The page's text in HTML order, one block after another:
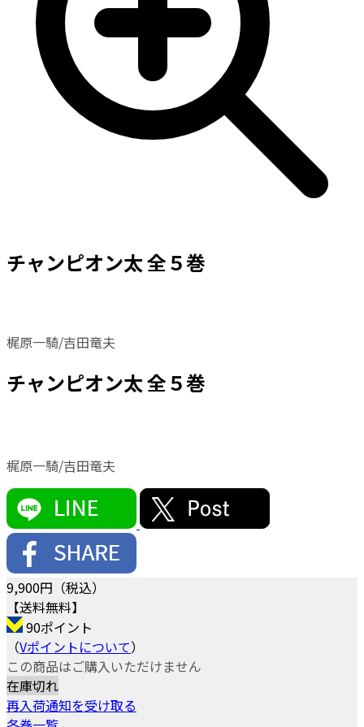
チャンピオン太 全５巻
梶原一騎/吉田竜夫
チャンピオン太 全５巻
梶原一騎/吉田竜夫
9,900円（税込）
【送料無料】
90ポイント
（Vポイントについて）
この商品はご購入いただけません
在庫切れ
再入荷通知を受け取る